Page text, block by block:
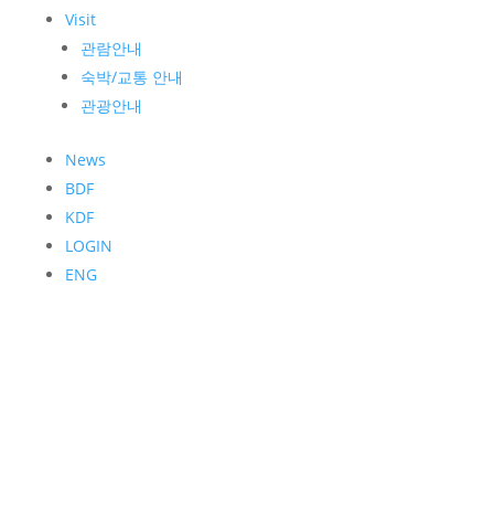
Visit
관람안내
숙박/교통 안내
관광안내
News
BDF
KDF
LOGIN
ENG